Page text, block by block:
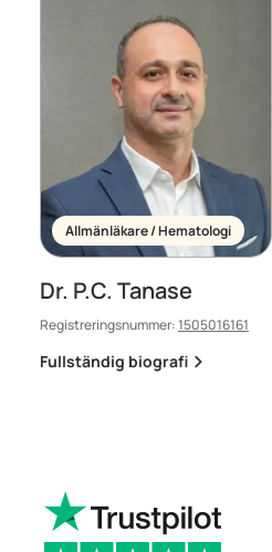
Allmänläkare / Hematologi
Dr. P.C. Tanase
Registreringsnummer:1505016161
Fullständig biografi